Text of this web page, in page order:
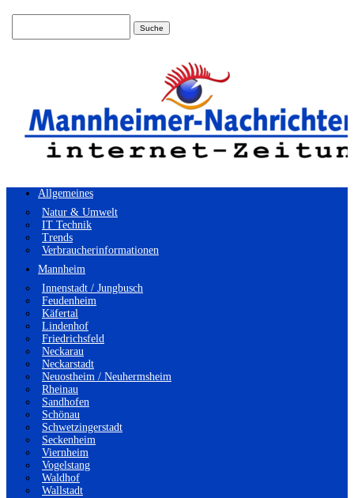
Allgemeines
Natur & Umwelt
IT Technik
Trends
Verbraucherinformationen
Mannheim
Innenstadt / Jungbusch
Feudenheim
Käfertal
Lindenhof
Friedrichsfeld
Neckarau
Neckarstadt
Neuostheim / Neuhermsheim
Rheinau
Sandhofen
Schönau
Schwetzingerstadt
Seckenheim
Viernheim
Vogelstang
Waldhof
Wallstadt